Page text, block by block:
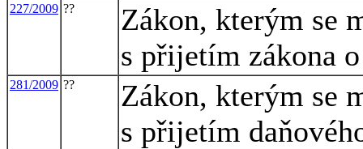
227/2009 ??
Zákon, kterým se
s přijetím zákona
281/2009 ??
Zákon, kterým se
s přijetím